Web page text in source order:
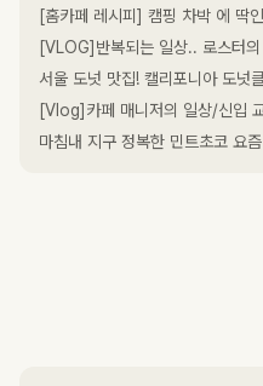
[홈카페 레시피] 캠핑 차박 에 딱
마침내 지구 정복한 민트초코 요